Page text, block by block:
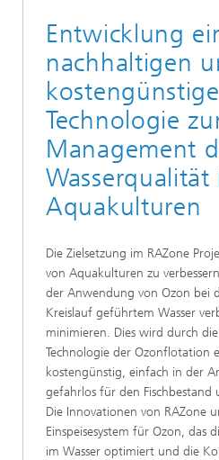
Entwicklung
nachhaltigen
Technologie
Management
Wasserqualität
Aquakulturen
Die Zielsetzung im RAZone
von Aquakulturen zu
der Anwendung von Ozon bei
Kreislauf geführtem Wasser
minimieren. Dies wird durch
Technologie der Ozonflotation
kostengünstig, einfach in der
gefahrlos für den Fischbestand
Die Innovationen von RAZone
Einspeisesystem für Ozon, das
im Wasser optimiert und die